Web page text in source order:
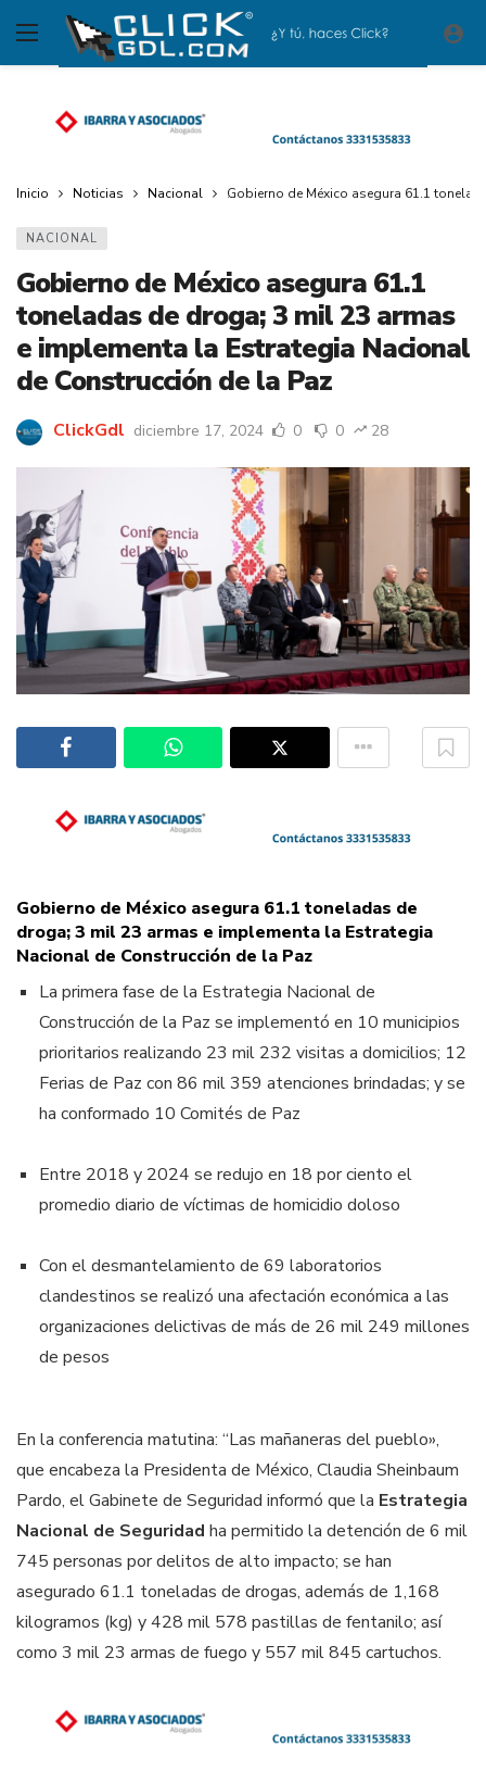
Inicio Noticias Nacional Gobierno de México asegura 61.1
NACIONAL
Gobierno de México asegura 61.1
toneladas de droga; 3 mil 23 armas
e implementa la Estrategia Nacional
de Construcción de la Paz
ClickGdl diciembre 17, 2024 0 0 28
Gobierno de México asegura 61.1 toneladas de
droga; 3 mil 23 armas e implementa la Estrategia
Nacional de Construcción de la Paz
La primera fase de la Estrategia Nacional de
Construcción de la Paz se implementó en 10 municipios
prioritarios realizando 23 mil 232 visitas a domicilios; 12
Ferias de Paz con 86 mil 359 atenciones brindadas; y se
ha conformado 10 Comités de Paz
Entre 2018 y 2024 se redujo en 18 por ciento el
promedio diario de víctimas de homicidio doloso
Con el desmantelamiento de 69 laboratorios
clandestinos se realizó una afectación económica a las
organizaciones delictivas de más de 26 mil 249 millones
de pesos
En la conferencia matutina: “Las mañaneras del pueblo»,
que encabeza la Presidenta de México, Claudia Sheinbaum
Pardo, el Gabinete de Seguridad informó que la Estrategia
Nacional de Seguridad ha permitido la detención de 6 mil
745 personas por delitos de alto impacto; se han
asegurado 61.1 toneladas de drogas, además de 1,168
kilogramos (kg) y 428 mil 578 pastillas de fentanilo; así
como 3 mil 23 armas de fuego y 557 mil 845 cartuchos.